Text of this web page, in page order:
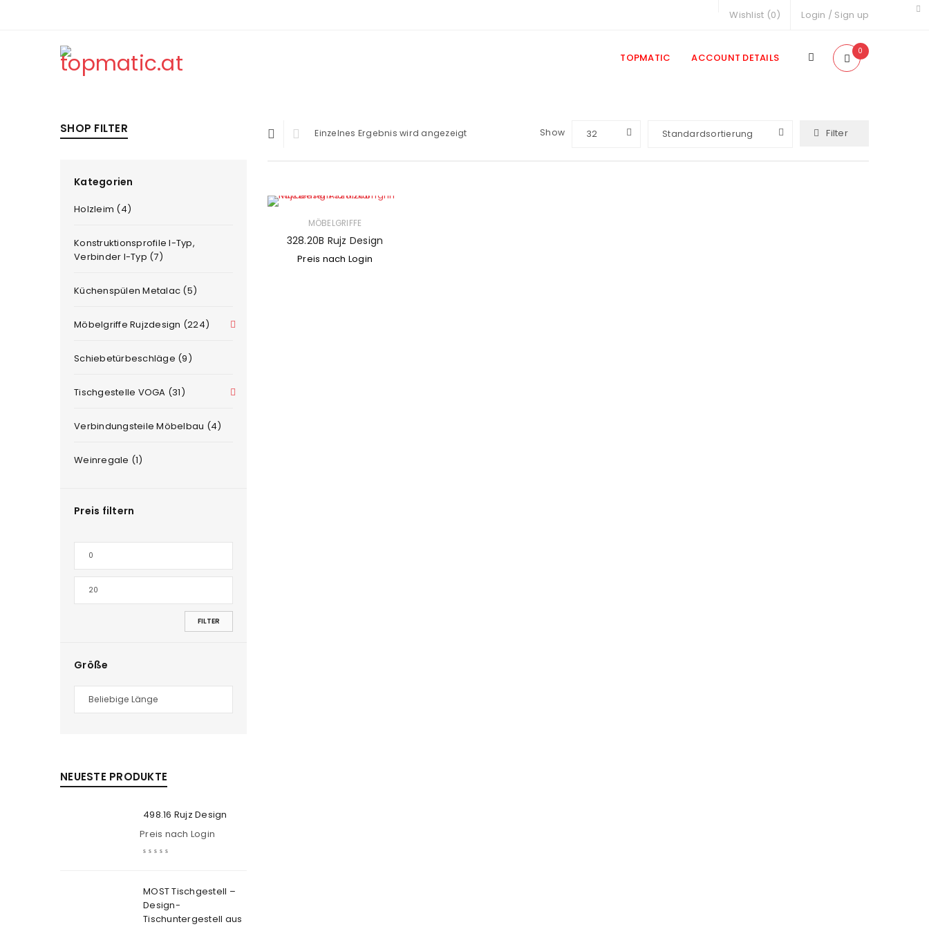
Login / Sign up
Wishlist (0)
TOPMATIC ACCOUNT DETAILS
0
SHOP FILTER
Kategorien
Holzleim (4)
Konstruktionsprofile I-Typ,
Verbinder I-Typ (7)
Küchenspülen Metalac (5)
Möbelgriffe Rujzdesign (224)
Schiebetürbeschläge (9)
Tischgestelle VOGA (31)
Verbindungsteile Möbelbau (4)
Weinregale (1)
Preis filtern
FILTER
Größe
NEUESTE PRODUKTE
498.16 Rujz Design
Preis nach Login
MOST Tischgestell –
Design-
Tischuntergestell aus
Einzelnes Ergebnis wird angezeigt Filter
Standardsortierung
Show 32
MÖBELGRIFFE
328.20B Rujz Design
Preis nach Login